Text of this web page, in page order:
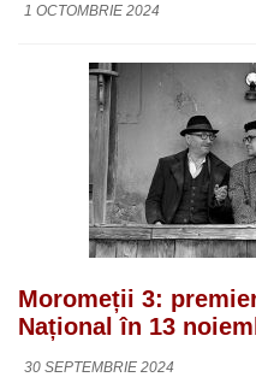
1 OCTOMBRIE 2024
Moromeții 3:
Național în 13
30 SEPTEMBRIE 2024